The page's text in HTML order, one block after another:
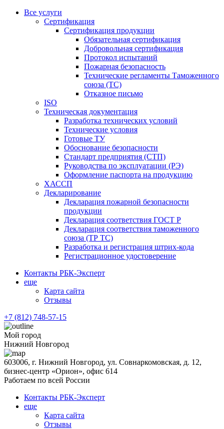
Все услуги
Сертификация
Сертификация продукции
Обязательная сертификация
Добровольная сертификация
Протокол испытаний
Пожарная безопасность
Технические регламенты Таможенного
союза (ТС)
Отказное письмо
ISO
Техническая документация
Разработка технических условий
Технические условия
Готовые ТУ
Обоснование безопасности
Стандарт предприятия (СТП)
Руководства по эксплуатации (РЭ)
Оформление паспорта на продукцию
ХАССП
Декларирование
Декларация пожарной безопасности
продукции
Декларация соответствия ГОСТ Р
Декларация соответствия таможенного
союза (ТР ТС)
Разработка и регистрация штрих-кода
Регистрационное удостоверение
Контакты РБК-Эксперт
еще
Карта сайта
Отзывы
+7 (812) 748-57-15
Мой город
Нижний Новгород
603006, г. Нижний Новгород, ул. Совнаркомовская, д. 12,
бизнес-центр «Орион», офис 614
Работаем по всей России
Контакты РБК-Эксперт
еще
Карта сайта
Отзывы